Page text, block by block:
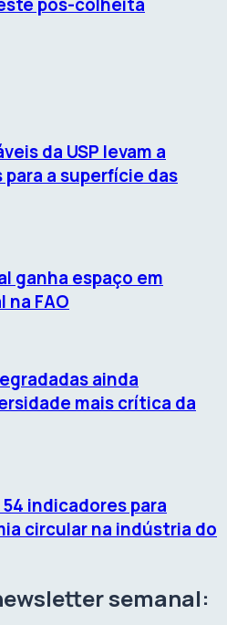
da USP levam a
a superfície das
ganha espaço em
FAO
ainda
mais crítica da
indicadores para
circular na indústria do
semanal: